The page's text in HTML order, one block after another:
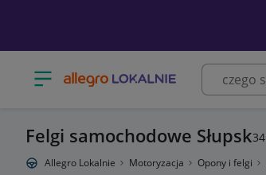
Otwórz menu z kategoriami
Felgi samochodowe Słupsk34
Allegro Lokalnie Motoryzacja Opony i felgi